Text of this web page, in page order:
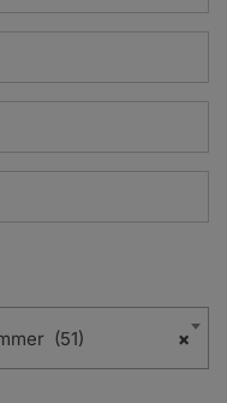
×
(51)